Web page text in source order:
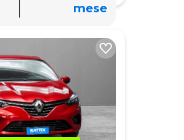
mese